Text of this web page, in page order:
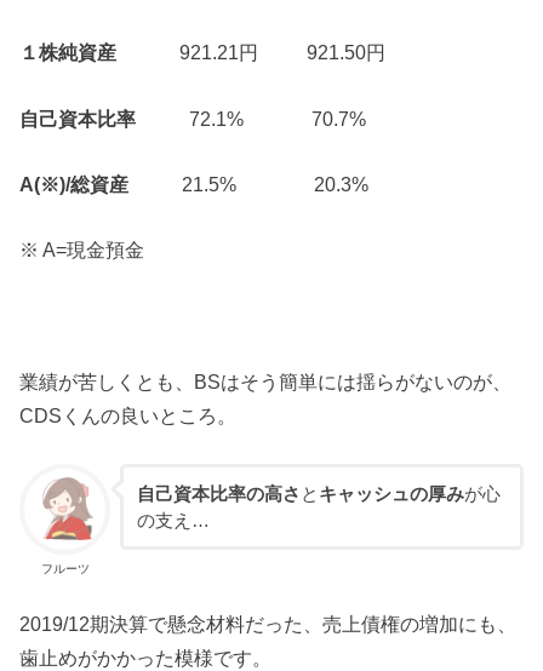
１株純資産 921.21円 921.50円
自己資本比率 72.1% 70.7%
A(※)/総資産 21.5% 20.3%
※ A=現金預金
業績が苦しくとも、BSはそう簡単には揺らがないのが、
CDSくんの良いところ。
フルーツ
自己資本比率の高さ と キャッシュの厚みが心
の支え…
2019/12期決算で懸念材料だった、売上債権の増加にも、
歯止めがかかった模様です。